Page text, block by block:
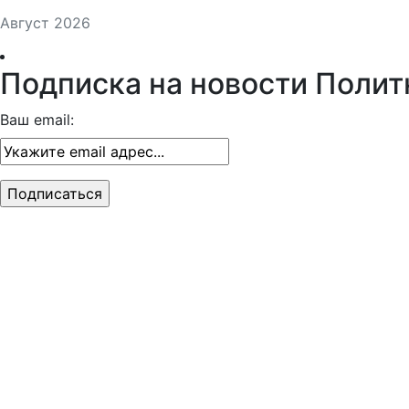
Август 2026
Подписка на новости
Ваш email: